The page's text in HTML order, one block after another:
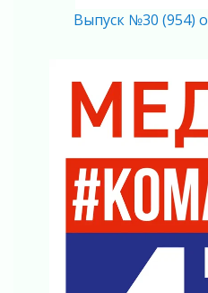
03 августа 2026
«Активное лето»
02 августа 2026
Ленобласть отметила
регионом и страной
02 августа 2026
Ладога — не пруд
02 августа 2026
ПСК через Гослуслуги
Ленинградской
Выпуск №30 (954)